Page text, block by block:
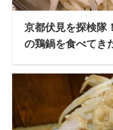
京都伏見を探検隊
の鶏鍋を食べてき